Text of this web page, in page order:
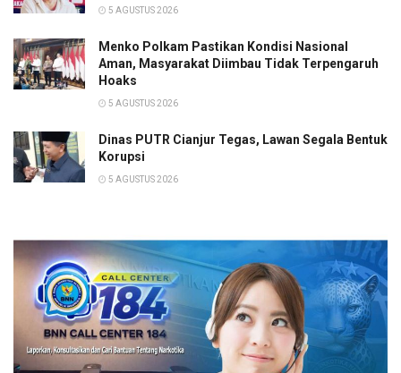
5 AGUSTUS 2026
Menko Polkam Pastikan Kondisi Nasional
Aman, Masyarakat Diimbau Tidak Terpengaruh
Hoaks
5 AGUSTUS 2026
Dinas PUTR Cianjur Tegas, Lawan Segala Bentuk
Korupsi
5 AGUSTUS 2026